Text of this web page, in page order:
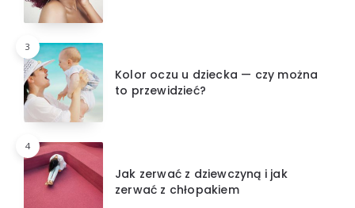
3
Kolor oczu u dziecka — czy można
to przewidzieć?
4
Jak zerwać z dziewczyną i jak
zerwać z chłopakiem